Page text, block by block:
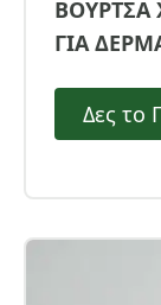
ΒΟΥΡΤΣΑ
ΓΙΑ
Δες το